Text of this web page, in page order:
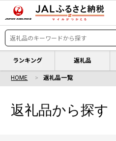
ランキング 返礼品
HOME 返礼品一覧
返礼品から探す